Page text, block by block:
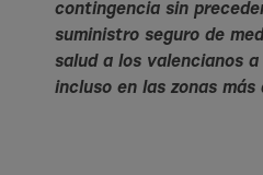
contingencia sin
suministro seguro de
salud a los valencianos
incluso en las zonas más